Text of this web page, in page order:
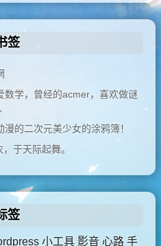
签
数学，曾经的acmer，喜欢做谜
漫的二次元美少女的涂鸦簿！
于天际起舞。
签
小工具 影音 心路 手